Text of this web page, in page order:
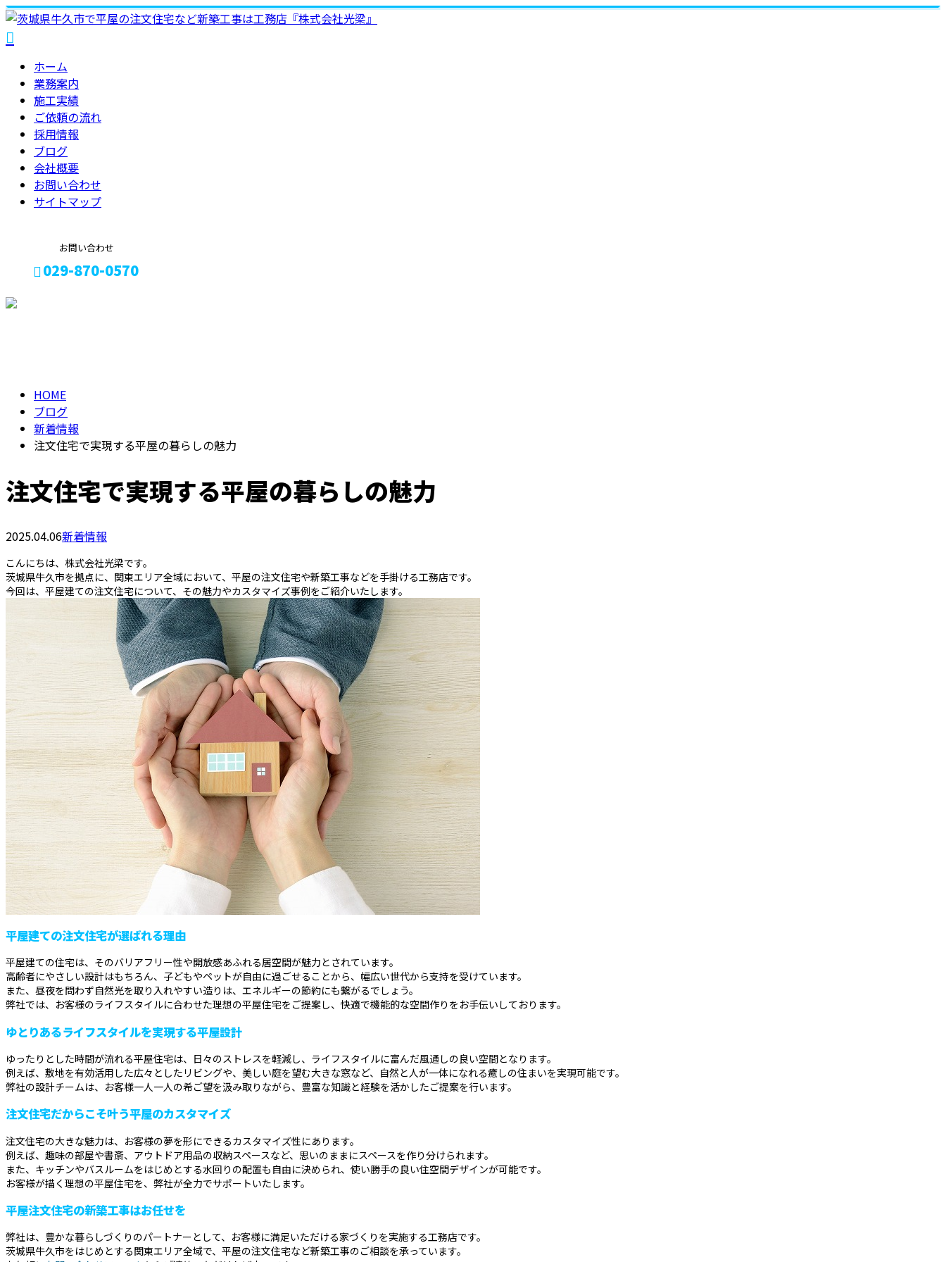
ホーム
業務案内
施工実績
ご依頼の流れ
採用情報
ブログ
会社概要
お問い合わせ
サイトマップ
お問い合わせ
029-870-0570
HOME
ブログ
新着情報
注文住宅で実現する平屋の暮らしの魅力
注文住宅で実現する平屋の暮らしの魅力
2025.04.06新着情報
こんにちは、株式会社光梁です。
茨城県牛久市を拠点に、関東エリア全域において、平屋の注文住宅や新築工事などを手掛ける工務店です。
今回は、平屋建ての注文住宅について、その魅力やカスタマイズ事例をご紹介いたします。
平屋建ての注文住宅が選ばれる理由
平屋建ての住宅は、そのバリアフリー性や開放感あふれる居空間が魅力とされています。
高齢者にやさしい設計はもちろん、子どもやペットが自由に過ごせることから、幅広い世代から支持を受けています。
また、昼夜を問わず自然光を取り入れやすい造りは、エネルギーの節約にも繋がるでしょう。
弊社では、お客様のライフスタイルに合わせた理想の平屋住宅をご提案し、快適で機能的な空間作りをお手伝いしております。
ゆとりあるライフスタイルを実現する平屋設計
ゆったりとした時間が流れる平屋住宅は、日々のストレスを軽減し、ライフスタイルに富んだ風通しの良い空間となります。
例えば、敷地を有効活用した広々としたリビングや、美しい庭を望む大きな窓など、自然と人が一体になれる癒しの住まいを実現可能です。
弊社の設計チームは、お客様一人一人の希ご望を汲み取りながら、豊富な知識と経験を活かしたご提案を行います。
注文住宅だからこそ叶う平屋のカスタマイズ
注文住宅の大きな魅力は、お客様の夢を形にできるカスタマイズ性にあります。
例えば、趣味の部屋や書斎、アウトドア用品の収納スペースなど、思いのままにスペースを作り分けられます。
また、キッチンやバスルームをはじめとする水回りの配置も自由に決められ、使い勝手の良い住空間デザインが可能です。
お客様が描く理想の平屋住宅を、弊社が全力でサポートいたします。
平屋注文住宅の新築工事はお任せを
弊社は、豊かな暮らしづくりのパートナーとして、お客様に満足いただける家づくりを実施する工務店です。
茨城県牛久市をはじめとする関東エリア全域で、平屋の注文住宅など新築工事のご相談を承っています。